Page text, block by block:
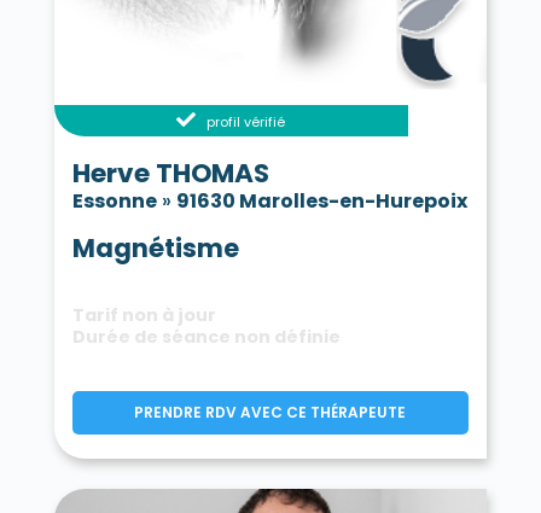
profil vérifié
Herve THOMAS
Essonne» 91630 Marolles-en-Hurepoix
Magnétisme
Tarif non à jour
Durée de séance non définie
PRENDRE RDV AVEC CE THÉRAPEUTE